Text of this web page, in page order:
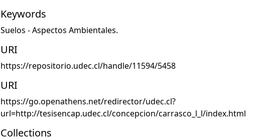
Keywords
Suelos - Aspectos Ambientales.
URI
https://repositorio.udec.cl/handle/11594/5458
URI
https://go.openathens.net/redirector/udec.cl?
url=http://tesisencap.udec.cl/concepcion/carrasco_l_l/index.html
Collections